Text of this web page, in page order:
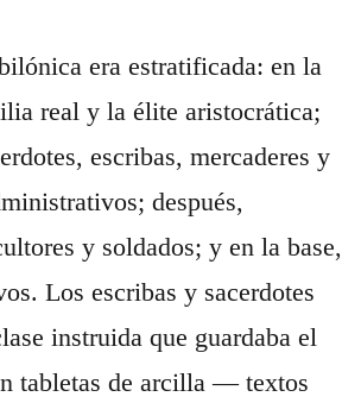
era estratificada: en la
real y la élite aristocrática;
escribas, mercaderes y
después,
y soldados; y en la base,
Los escribas y sacerdotes
instruida que guardaba el
tabletas de arcilla — textos